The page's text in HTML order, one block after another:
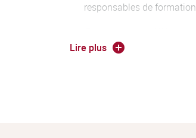
responsables de formation
(ateliers,hackathon
Lire plus